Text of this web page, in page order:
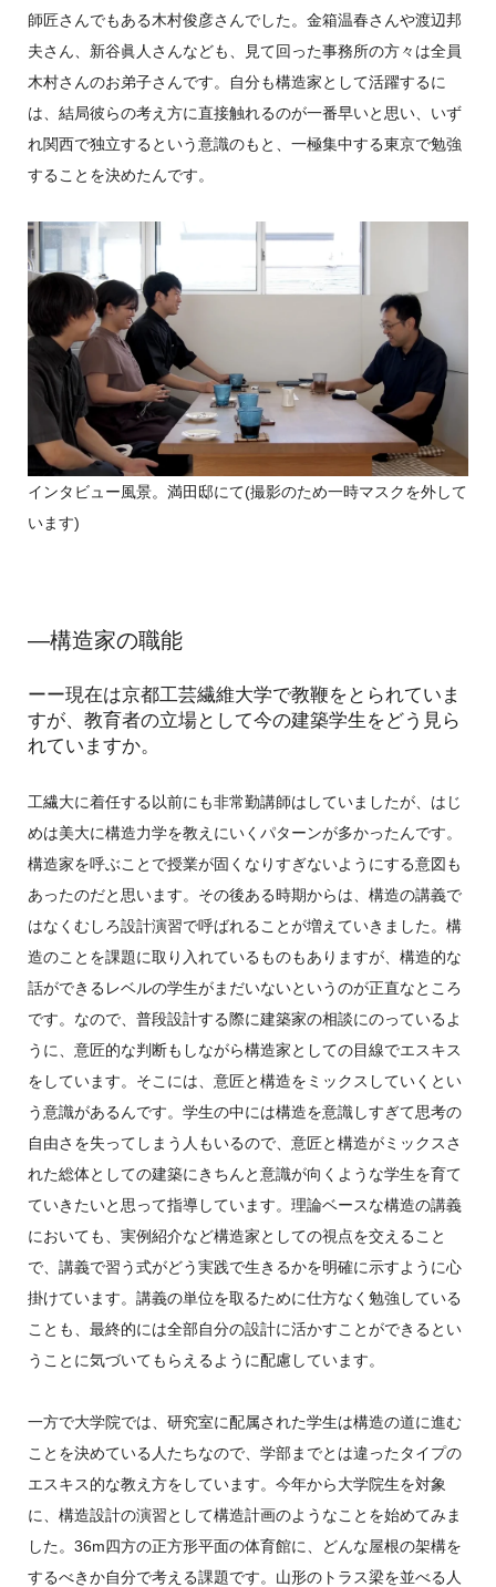
師匠さんでもある木村俊彦さんでした。金箱温春さんや渡辺邦
夫さん、新谷眞人さんなども、見て回った事務所の方々は全員
木村さんのお弟子さんです。自分も構造家として活躍するに
は、結局彼らの考え方に直接触れるのが一番早いと思い、いず
れ関西で独立するという意識のもと、一極集中する東京で勉強
することを決めたんです。
インタビュー風景。満田邸にて(撮影のため一時マスクを外して
います)
―構造家の職能
ーー現在は京都工芸繊維大学で教鞭をとられていま
すが、教育者の立場として今の建築学生をどう見ら
れていますか。
工繊大に着任する以前にも非常勤講師はしていましたが、はじ
めは美大に構造力学を教えにいくパターンが多かったんです。
構造家を呼ぶことで授業が固くなりすぎないようにする意図も
あったのだと思います。その後ある時期からは、構造の講義で
はなくむしろ設計演習で呼ばれることが増えていきました。構
造のことを課題に取り入れているものもありますが、構造的な
話ができるレベルの学生がまだいないというのが正直なところ
です。なので、普段設計する際に建築家の相談にのっているよ
うに、意匠的な判断もしながら構造家としての目線でエスキス
をしています。そこには、意匠と構造をミックスしていくとい
う意識があるんです。学生の中には構造を意識しすぎて思考の
自由さを失ってしまう人もいるので、意匠と構造がミックスさ
れた総体としての建築にきちんと意識が向くような学生を育て
ていきたいと思って指導しています。理論ベースな構造の講義
においても、実例紹介など構造家としての視点を交えること
で、講義で習う式がどう実践で生きるかを明確に示すように心
掛けています。講義の単位を取るために仕方なく勉強している
ことも、最終的には全部自分の設計に活かすことができるとい
うことに気づいてもらえるように配慮しています。
一方で大学院では、研究室に配属された学生は構造の道に進む
ことを決めている人たちなので、学部までとは違ったタイプの
エスキス的な教え方をしています。今年から大学院生を対象
に、構造設計の演習として構造計画のようなことを始めてみま
した。36m四方の正方形平面の体育館に、どんな屋根の架構を
するべきか自分で考える課題です。山形のトラス梁を並べる人